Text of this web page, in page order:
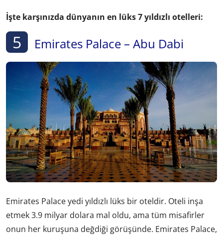
İşte karşınızda dünyanın en lüks 7 yıldızlı otelleri:
5 Emirates Palace – Abu Dabi
Emirates Palace yedi yıldızlı lüks bir oteldir. Oteli inşa
etmek 3.9 milyar dolara mal oldu, ama tüm misafirler
onun her kuruşuna değdiği görüşünde. Emirates Palace,